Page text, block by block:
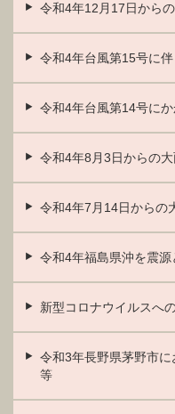
令和4年12月17日から
令和4年台風第15号に
令和4年台風第14号に
令和4年8月3日からの
令和4年7月14日からの
令和4年福島県沖を震
新型コロナウイルスへ
令和3年長野県茅野市
等